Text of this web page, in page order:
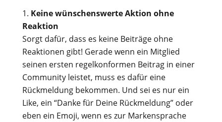
Keine wünschenswerte Aktion ohne
Reaktion
Sorgt dafür, dass es keine Beiträge ohne
Reaktionen gibt! Gerade wenn ein Mitglied
seinen ersten regelkonformen Beitrag in einer
Community leistet, muss es dafür eine
Rückmeldung bekommen. Und sei es nur ein
Like, ein “Danke für Deine Rückmeldung” oder
eben ein Emoji, wenn es zur Markensprache